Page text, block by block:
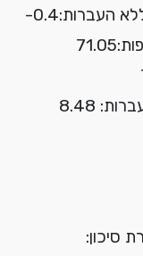
העברות:-0.4
71.05
8.48
סיכון: